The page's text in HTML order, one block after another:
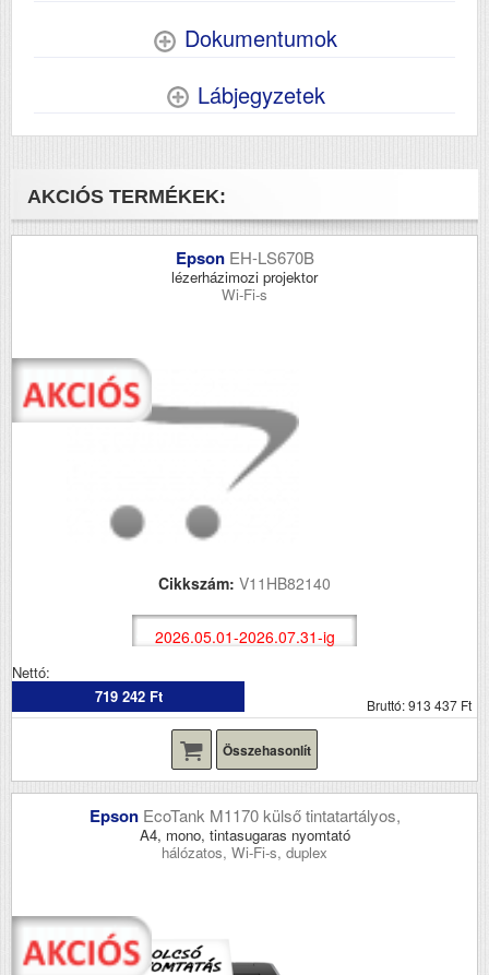
Dokumentumok
Lábjegyzetek
AKCIÓS TERMÉKEK:
Epson EH-LS670B
lézerházimozi projektor
Wi-Fi-s
Cikkszám: V11HB82140
2026.05.01-2026.07.31-ig
Nettó:
719 242 Ft
Bruttó: 913 437 Ft
Összehasonlít
Epson EcoTank M1170 külső tintatartályos,
A4, mono, tintasugaras nyomtató
hálózatos, Wi-Fi-s, duplex